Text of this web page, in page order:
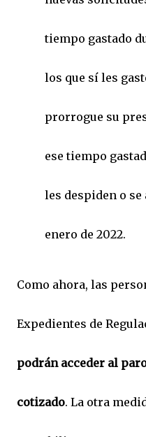
tiempo gastado
los que sí les
prorrogue su
ese tiempo
les despiden o se
enero de 2022.
Como ahora, las
Expedientes de
podrán acceder al
cotizado. La otra